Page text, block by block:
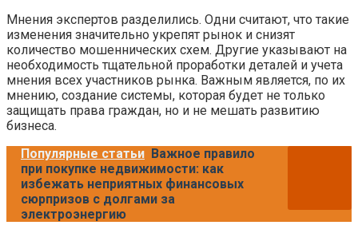
Мнения экспертов разделились. Одни считают, что такие
изменения значительно укрепят рынок и снизят
количество мошеннических схем. Другие указывают на
необходимость тщательной проработки деталей и учета
мнения всех участников рынка. Важным является, по их
мнению, создание системы, которая будет не только
защищать права граждан, но и не мешать развитию
бизнеса.
Популярные статьи Важное правило
при покупке недвижимости: как
избежать неприятных финансовых
сюрпризов с долгами за
электроэнергию